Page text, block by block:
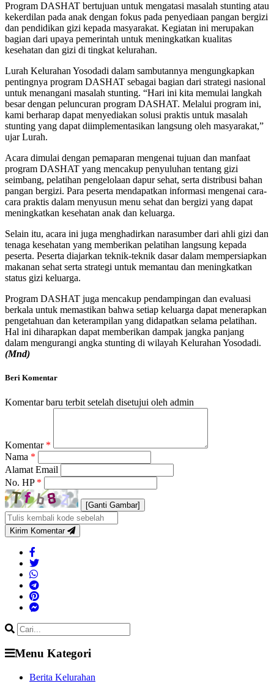
Program DASHAT bertujuan untuk mengatasi masalah stunting atau
kekerdilan pada anak dengan fokus pada penyediaan pangan bergizi
dan pendidikan gizi kepada masyarakat. Kegiatan ini merupakan
bagian dari upaya pemerintah untuk meningkatkan kualitas
kesehatan dan gizi di tingkat kelurahan.
Lurah Kelurahan Yosodadi dalam sambutannya mengungkapkan
pentingnya program DASHAT sebagai bagian dari strategi nasional
untuk menangani masalah stunting. “Hari ini kita memulai langkah
besar dengan peluncuran program DASHAT. Melalui program ini,
kami berharap dapat menyediakan solusi praktis untuk masalah
stunting yang dapat diimplementasikan langsung oleh masyarakat,”
ujar Lurah.
Acara dimulai dengan pemaparan mengenai tujuan dan manfaat
program DASHAT yang mencakup penyuluhan tentang gizi
seimbang, pelatihan pengelolaan dapur sehat, serta distribusi bahan
pangan bergizi. Para peserta mendapatkan informasi mengenai cara-
cara praktis dalam menyusun menu sehat dan bergizi yang dapat
meningkatkan kesehatan anak dan keluarga.
Selain itu, acara ini juga menghadirkan narasumber dari ahli gizi dan
tenaga kesehatan yang memberikan pelatihan langsung kepada
peserta. Peserta diajarkan teknik-teknik dasar dalam mempersiapkan
makanan sehat serta strategi untuk memantau dan meningkatkan
status gizi keluarga.
Program DASHAT juga mencakup pendampingan dan evaluasi
berkala untuk memastikan bahwa setiap keluarga dapat menerapkan
pengetahuan dan keterampilan yang didapatkan selama pelatihan.
Hal ini diharapkan dapat memberikan dampak jangka panjang
dalam mengurangi angka stunting di wilayah Kelurahan Yosodadi.
(Mnd)
Beri Komentar
Komentar baru terbit setelah disetujui oleh admin
Komentar *
Nama *
Alamat Email
No. HP *
[Ganti Gambar]
Kirim Komentar
Menu Kategori
Berita Kelurahan